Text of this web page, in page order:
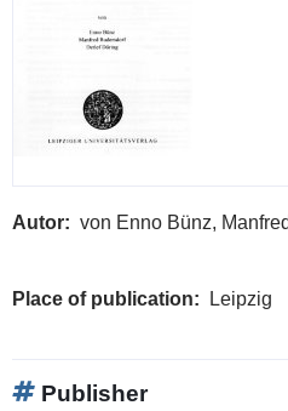
Autor von Enno Bünz,
Place of publication Leipzig
Publisher